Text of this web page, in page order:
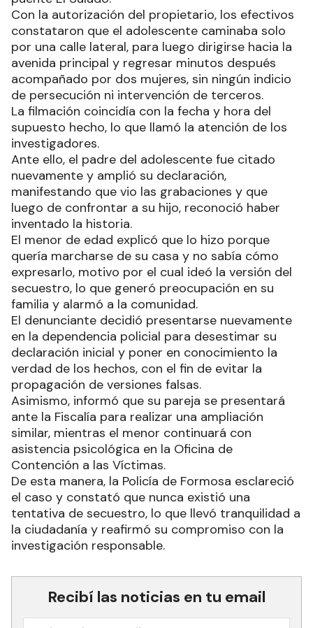
Con la autorización del propietario, los efectivos
constataron que el adolescente caminaba solo
por una calle lateral, para luego dirigirse hacia la
avenida principal y regresar minutos después
acompañado por dos mujeres, sin ningún indicio
de persecución ni intervención de terceros.
La filmación coincidía con la fecha y hora del
supuesto hecho, lo que llamó la atención de los
investigadores.
Ante ello, el padre del adolescente fue citado
nuevamente y amplió su declaración,
manifestando que vio las grabaciones y que
luego de confrontar a su hijo, reconoció haber
inventado la historia.
El menor de edad explicó que lo hizo porque
quería marcharse de su casa y no sabía cómo
expresarlo, motivo por el cual ideó la versión del
secuestro, lo que generó preocupación en su
familia y alarmó a la comunidad.
El denunciante decidió presentarse nuevamente
en la dependencia policial para desestimar su
declaración inicial y poner en conocimiento la
verdad de los hechos, con el fin de evitar la
propagación de versiones falsas.
Asimismo, informó que su pareja se presentará
ante la Fiscalía para realizar una ampliación
similar, mientras el menor continuará con
asistencia psicológica en la Oficina de
Contención a las Víctimas.
De esta manera, la Policía de Formosa esclareció
el caso y constató que nunca existió una
tentativa de secuestro, lo que llevó tranquilidad a
la ciudadanía y reafirmó su compromiso con la
investigación responsable.
Recibí las noticias en tu email